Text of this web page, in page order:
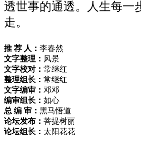
透世事的通透。人生每一
走。
推 荐 人： 李春然
文字整理： 风景
文字校对： 常继红
整理组长： 常继红
文字编审： 邓邓
编审组长： 如心
总 编 审： 黑马悟道
论坛发布： 菩提树丽
论坛组长： 太阳花花